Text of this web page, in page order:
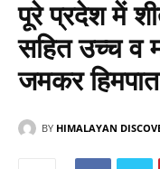
पूरे प्रदेश में
सहित उच्च व
जमकर
BY HIMALAYAN